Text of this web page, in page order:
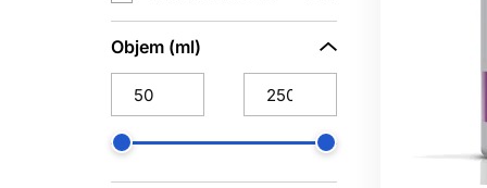
Množství závisí na délce, hustotě,
Velmi dlouhé nebo
Pokud jsou vlasy po vysušení
kořínkům nebo ho
Objem (ml)